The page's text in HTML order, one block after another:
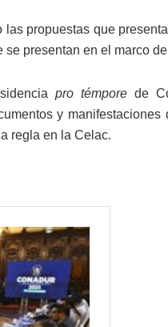
propuestas que
presentan en el marco
pro témporede
y
regla en la Celac.